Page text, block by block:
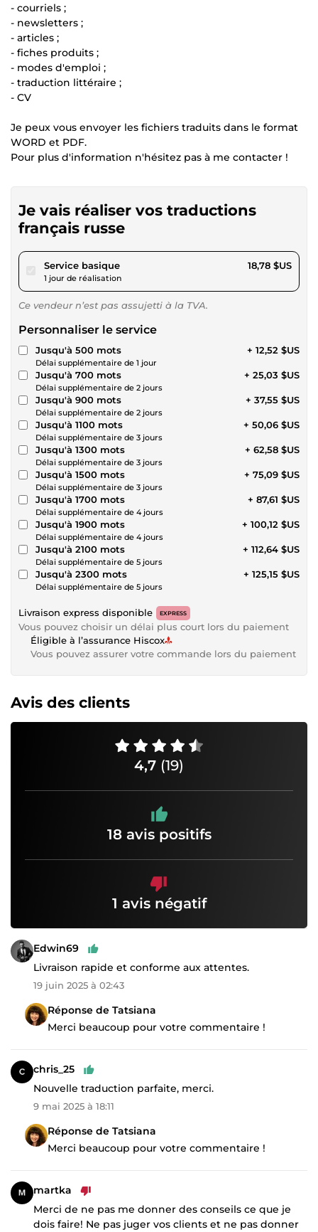
- courriels ;
- newsletters ;
- articles ;
- fiches produits ;
- modes d'emploi ;
- traduction littéraire ;
- CV
Je peux vous envoyer les fichiers traduits dans le format
WORD et PDF.
Pour plus d'information n'hésitez pas à me contacter !
Je vais réaliser vos traductions
français russe
Service basiquepour 17,30 $US
1 jour de réalisation
18,78 $US
Ce vendeur n’est pas assujetti à la TVA.
Personnaliser le service
Jusqu'à 500 mots
Délai supplémentaire de 1 jour
+ 12,52 $US
Jusqu'à 700 mots
Délai supplémentaire de 2 jours
+ 25,03 $US
Jusqu'à 900 mots
Délai supplémentaire de 2 jours
+ 37,55 $US
Jusqu'à 1100 mots
Délai supplémentaire de 3 jours
+ 50,06 $US
Jusqu'à 1300 mots
Délai supplémentaire de 3 jours
+ 62,58 $US
Jusqu'à 1500 mots
Délai supplémentaire de 3 jours
+ 75,09 $US
Jusqu'à 1700 mots
Délai supplémentaire de 4 jours
+ 87,61 $US
Jusqu'à 1900 mots
Délai supplémentaire de 4 jours
+ 100,12 $US
Jusqu'à 2100 mots
Délai supplémentaire de 5 jours
+ 112,64 $US
Jusqu'à 2300 mots
Délai supplémentaire de 5 jours
+ 125,15 $US
Livraison express disponible EXPRESS
Vous pouvez choisir un délai plus court lors du paiement
Éligible à l’assurance Hiscox
Vous pouvez assurer votre commande lors du paiement
Avis des clients
4,7 (19)
18 avis positifs
1 avis négatif
Edwin69
Livraison rapide et conforme aux attentes.
19 juin 2025 à 02:43
Réponse de Tatsiana
Merci beaucoup pour votre commentaire !
chris_25
Nouvelle traduction parfaite, merci.
9 mai 2025 à 18:11
Réponse de Tatsiana
Merci beaucoup pour votre commentaire !
martka
Merci de ne pas me donner des conseils ce que je
dois faire! Ne pas juger vos clients et ne pas donner